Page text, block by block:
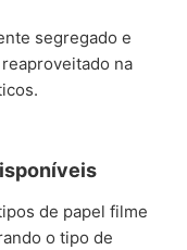
segregado e
na
de papel filme
o tipo de